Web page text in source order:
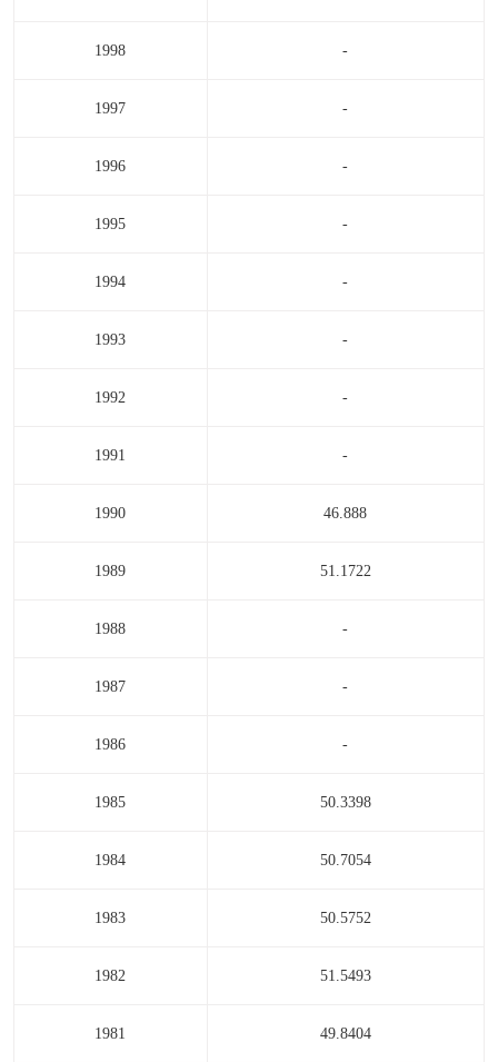
1998 -
1997 -
1996 -
1995 -
1994 -
1993 -
1992 -
1991 -
1990 46.888
1989 51.1722
1988 -
1987 -
1986 -
1985 50.3398
1984 50.7054
1983 50.5752
1982 51.5493
1981 49.8404